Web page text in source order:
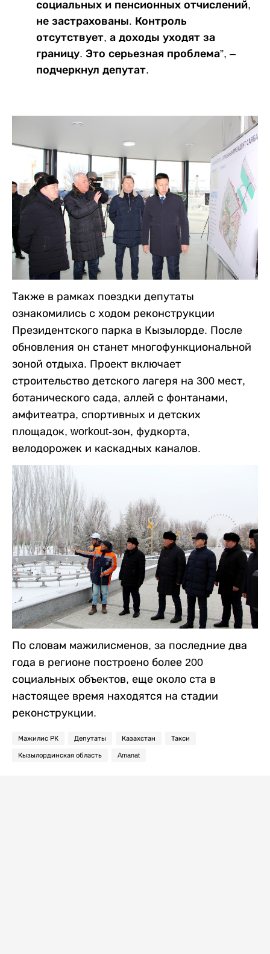
социальных и пенсионных отчислений,
не застрахованы. Контроль
отсутствует, а доходы уходят за
границу. Это серьезная проблема”, –
подчеркнул депутат.
Также в рамках поездки депутаты
ознакомились с ходом реконструкции
Президентского парка в Кызылорде. После
обновления он станет многофункциональной
зоной отдыха. Проект включает
строительство детского лагеря на 300 мест,
ботанического сада, аллей с фонтанами,
амфитеатра, спортивных и детских
площадок, workout-зон, фудкорта,
велодорожек и каскадных каналов.
По словам мажилисменов, за последние два
года в регионе построено более 200
социальных объектов, еще около ста в
настоящее время находятся на стадии
реконструкции.
Мажилис РК Депутаты Казахстан Такси
Кызылординская область Amanat